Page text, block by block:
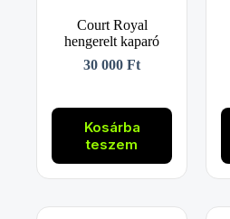
Court Royal
hengerelt kaparó
30 000Ft
Kosárba
teszem